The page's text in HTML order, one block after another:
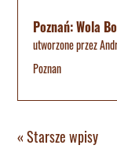
Poznań: Wola
utworzone przez
Poznan
« Starsze wpisy